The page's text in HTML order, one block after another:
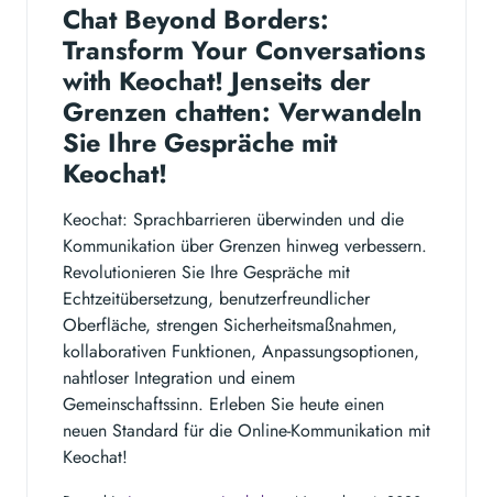
Chat Beyond Borders:
Transform Your Conversations
with Keochat! Jenseits der
Grenzen chatten: Verwandeln
Sie Ihre Gespräche mit
Keochat!
Keochat: Sprachbarrieren überwinden und die
Kommunikation über Grenzen hinweg verbessern.
Revolutionieren Sie Ihre Gespräche mit
Echtzeitübersetzung, benutzerfreundlicher
Oberfläche, strengen Sicherheitsmaßnahmen,
kollaborativen Funktionen, Anpassungsoptionen,
nahtloser Integration und einem
Gemeinschaftssinn. Erleben Sie heute einen
neuen Standard für die Online-Kommunikation mit
Keochat!